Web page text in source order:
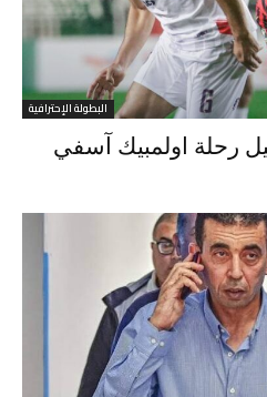
البطولة الإحترافية
رحلة اولمبيك آسفي